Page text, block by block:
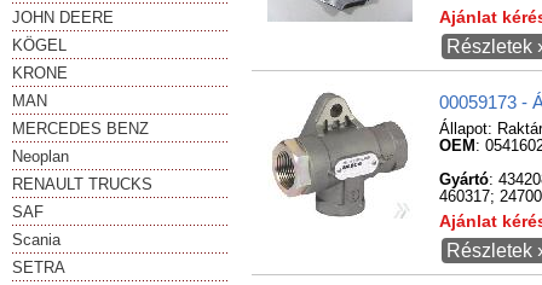
JOHN DEERE
KÖGEL
KRONE
MAN
MERCEDES BENZ
Neoplan
RENAULT TRUCKS
SAF
Scania
SETRA
Ajánlat
Részletek
00059173 -
Állapot:
OEM :
Gyártó:
460317;
Ajánlat
Részletek